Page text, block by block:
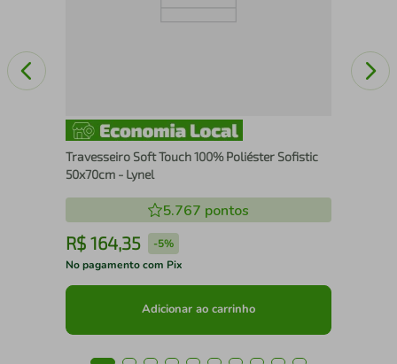
Travesseiro Soft Touch 100% Poliéster Sofistic
50x70cm - Lynel
5.767 pontos
R$ 164,35 -5%
No pagamento com Pix
Adicionar ao carrinho